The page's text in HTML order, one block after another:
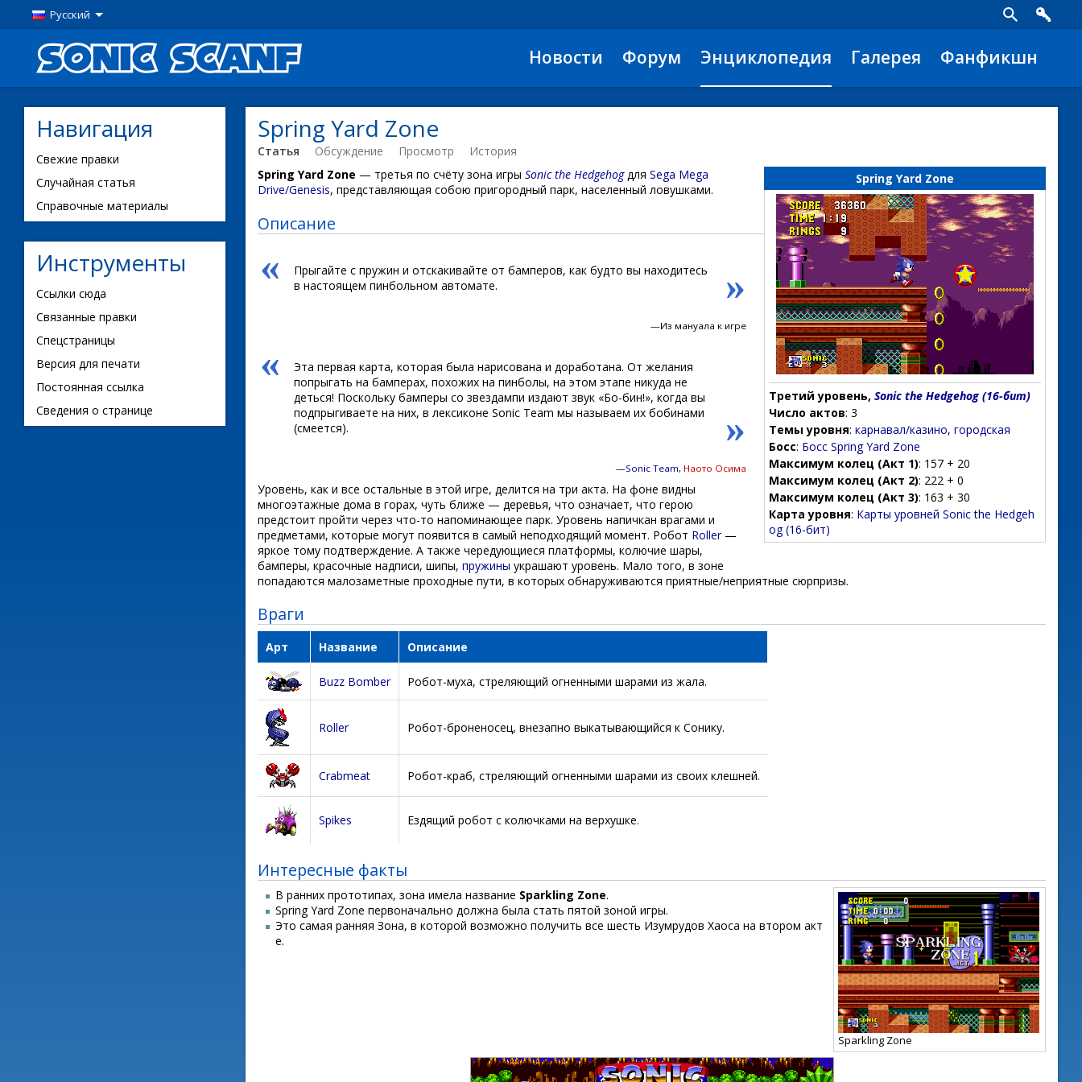
Русский
Новости Форум Энциклопедия Галерея Фанфикшн
Навигация
Свежие правки
Случайная статья
Справочные материалы
Инструменты
Ссылки сюда
Связанные правки
Спецстраницы
Версия для печати
Постоянная ссылка
Сведения о странице
Spring Yard Zone
Статья Обсуждение Просмотр
История
Spring Yard Zone
Третий уровень, Sonic the Hedgehog (16-бит)
Число актов: 3
Темы уровня: карнавал/казино, городская
Босс: Босс Spring Yard Zone
Максимум колец (Акт 1): 157 + 20
Максимум колец (Акт 2): 222 + 0
Максимум колец (Акт 3): 163 + 30
Карта уровня: Карты уровней Sonic the Hedgeh
og (16-бит)
Spring Yard Zone — третья по счёту зона игры Sonic the Hedgehogдля Sega Mega
Drive/Genesis, представляющая собою пригородный парк, населенный ловушками.
Описание
«
Прыгайте с пружин и отскакивайте от бамперов, как будто вы находитесь
в настоящем пинбольном автомате.
»
—Из мануала к игре
«
Эта первая карта, которая была нарисована и доработана. От желания
попрыгать на бамперах, похожих на пинболы, на этом этапе никуда не
деться! Поскольку бамперы со звездампи издают звук «Бо-бин!», когда вы
подпрыгиваете на них, в лексиконе Sonic Team мы называем их бобинами
(смеется).
»
—Sonic Team, Наото Осима
Уровень, как и все остальные в этой игре, делится на три акта. На фоне видны
многоэтажные дома в горах, чуть ближе — деревья, что означает, что герою
предстоит пройти через что-то напоминающее парк. Уровень напичкан врагами и
предметами, которые могут появится в самый неподходящий момент. Робот Roller—
яркое тому подтверждение. А также чередующиеся платформы, колючие шары,
бамперы, красочные надписи, шипы, пружины украшают уровень. Мало того, в зоне
попадаются малозаметные проходные пути, в которых обнаруживаются приятные/неприятные сюрпризы.
Враги
Арт Название Описание
Buzz Bomber Робот-муха, стреляющий огненными шарами из жала.
Roller Робот-броненосец, внезапно выкатывающийся к Сонику.
Crabmeat Робот-краб, стреляющий огненными шарами из своих клешней.
Spikes Ездящий робот с колючками на верхушке.
Интересные факты
Sparkling Zone
В ранних прототипах, зона имела название Sparkling Zone.
Spring Yard Zone первоначально должна была стать пятой зоной игры.
Это самая ранняя Зона, в которой возможно получить все шесть Изумрудов Хаоса на втором акт
е.